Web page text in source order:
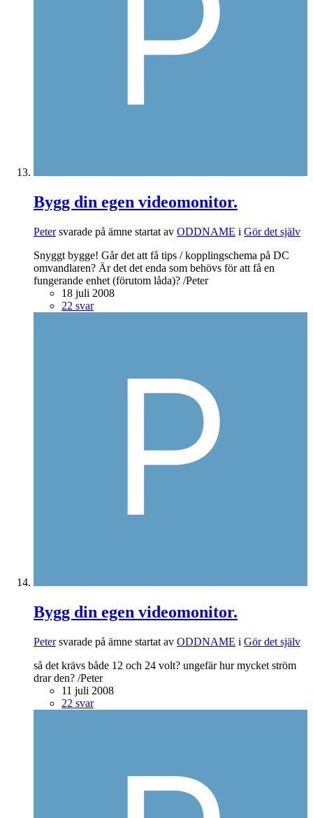
Bygg din egen videomonitor.
Petersvarade på ämne startat av ODDNAME i Gör det själv
Snyggt bygge! Går det att få tips / kopplingschema på DC
omvandlaren? Är det det enda som behövs för att få en
fungerande enhet (förutom låda)? /Peter
18 juli 2008
22 svar
Bygg din egen videomonitor.
Petersvarade på ämne startat av ODDNAME i Gör det själv
så det krävs både 12 och 24 volt? ungefär hur mycket ström
drar den? /Peter
11 juli 2008
22 svar